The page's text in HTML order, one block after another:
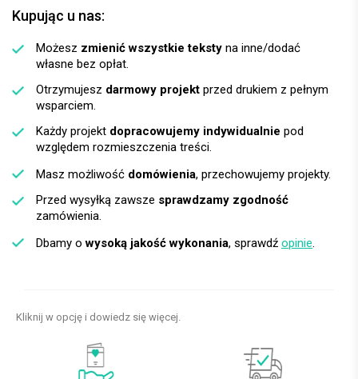
Kupując u nas:
Możesz zmienić wszystkie teksty na inne/dodać
własne bez opłat.
Otrzymujesz darmowy projekt przed drukiem z pełnym
wsparciem.
Każdy projekt dopracowujemy indywidualnie pod
względem rozmieszczenia treści.
Masz możliwość domówienia, przechowujemy projekty.
Przed wysyłką zawsze sprawdzamy zgodność
zamówienia.
Dbamy owysoką jakość wykonania, sprawdź opinie.
Kliknij w opcję i dowiedz się więcej.